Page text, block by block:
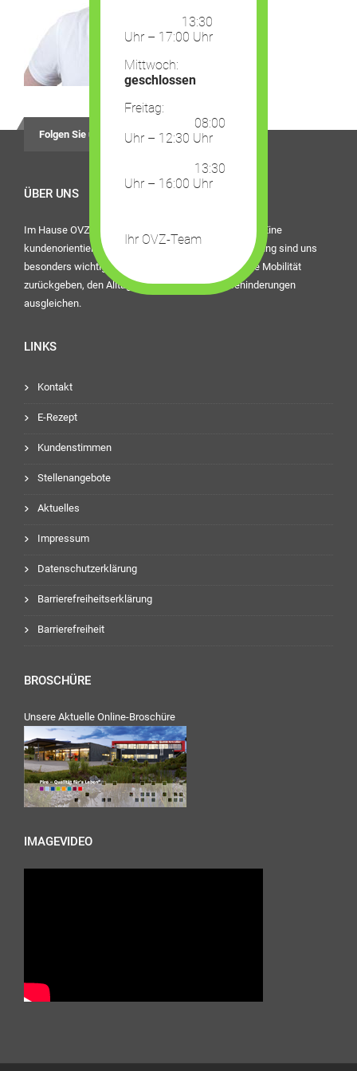
Folgen Sie uns auf
ÜBER UNS
Im Hause OVZ Piro steht der Mensch im Mittelpunkt. Eine
kundenorientierte Dienstleistung und die beste Beratung sind uns
besonders wichtig. Bei uns finden Sie Hilfsmittel, die Mobilität
zurückgeben, den Alltag erleichtern oder eine Behinderungen
ausgleichen.
LINKS
Kontakt
E-Rezept
Kundenstimmen
Stellenangebote
Aktuelles
Impressum
Datenschutzerklärung
Barrierefreiheitserklärung
Barrierefreiheit
BROSCHÜRE
Unsere Aktuelle Online-Broschüre
IMAGEVIDEO
13:30
Uhr – 17:00 Uhr
Mittwoch:
geschlossen
Freitag:
08:00
Uhr – 12:30 Uhr
13:30
Uhr – 16:00 Uhr
Ihr OVZ-Team